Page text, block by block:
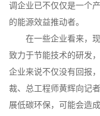
调企业已不仅仅是一个
的能源效益推动者。
在一些企业看来，现
致力于节能技术的研发
企业来说不仅没有回报
裁、总工程师黄辉向记
展低碳环保，可能会造